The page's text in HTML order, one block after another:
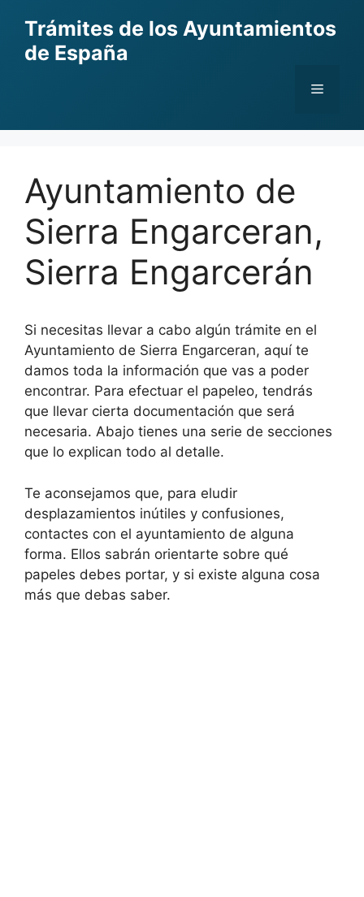
content
Trámites de los Ayuntamientos
de España
Menu
Ayuntamiento de
Sierra Engarceran,
Sierra Engarcerán
Si necesitas llevar a cabo algún trámite en el
Ayuntamiento de Sierra Engarceran, aquí te
damos toda la información que vas a poder
encontrar. Para efectuar el papeleo, tendrás
que llevar cierta documentación que será
necesaria. Abajo tienes una serie de secciones
que lo explican todo al detalle.
Te aconsejamos que, para eludir
desplazamientos inútiles y confusiones,
contactes con el ayuntamiento de alguna
forma. Ellos sabrán orientarte sobre qué
papeles debes portar, y si existe alguna cosa
más que debas saber.